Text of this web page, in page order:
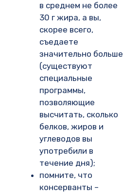
в среднем не более
30 г жира, а вы,
скорее всего,
съедаете
значительно больше
(существуют
специальные
программы,
позволяющие
высчитать, сколько
белков, жиров и
углеводов вы
употребили в
течение дня);
помните, что
консерванты –